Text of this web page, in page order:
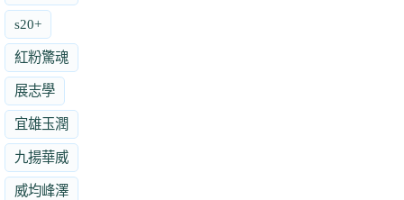
s20+
紅粉驚魂
展志學
宜雄玉潤
九揚華威
威均峰澤